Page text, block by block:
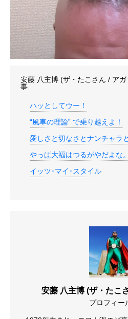
安藤 八主博 (ザ・たこさん / アガ
事
ハッとしてウー！
“風車の理論” で乗り越えよ！
愛しさと切なさとナンチャラと
やっぱ大福はつるがやだよな
イッツ･マイ･スタイル
安藤 八主博 (ザ・たこ
プロフィー